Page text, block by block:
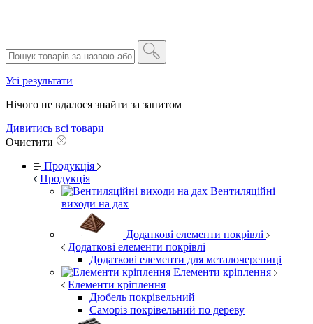
Усі результати
Нічого не вдалося знайти за запитом
Дивитись всі товари
Очистити
Продукція
Продукція
Вентиляційні
виходи на дах
Додаткові елементи покрівлі
Додаткові елементи покрівлі
Додаткові елементи для металочерепиці
Елементи кріплення
Елементи кріплення
Дюбель покрівельний
Саморіз покрівельний по дереву